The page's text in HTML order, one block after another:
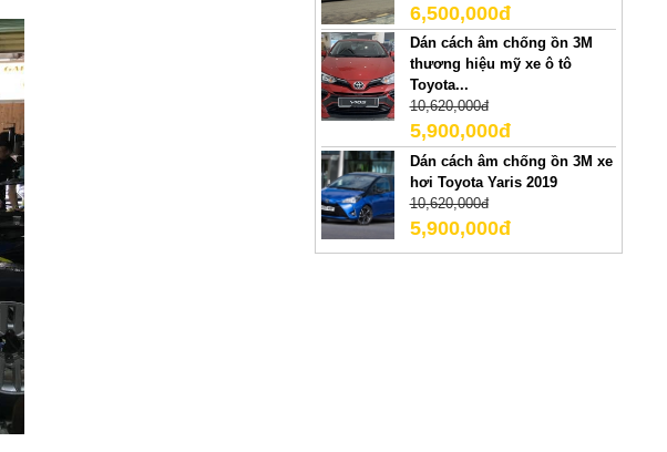
6,500,000đ
Dán cách âm chống ồn 3M
thương hiệu mỹ xe ô tô
Toyota...
10,620,000đ
5,900,000đ
Dán cách âm chống ồn 3M xe
hơi Toyota Yaris 2019
10,620,000đ
5,900,000đ